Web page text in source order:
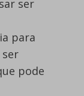
ser
para
pode